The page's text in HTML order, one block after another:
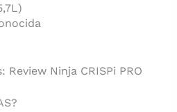
Ninja CRISPi PRO